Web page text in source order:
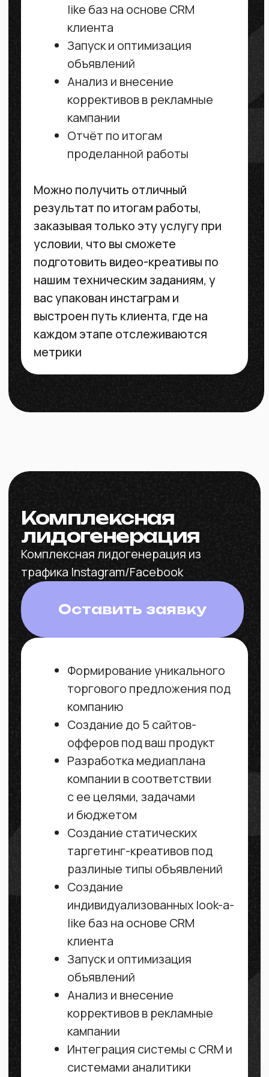
Формирование уникального
торгового предложения под
компанию
Создание до 5 сайтов-
офферов под ваш продукт
Разработка медиаплана
компании в соответствии
с ее целями, задачами
и бюджетом
Создание статических
разлиные типы объявлений
индивидуализованных look-a-
like баз на основе CRM
клиента
Запуск и оптимизация
Анализ и внесение
коррективов в рекламные
кампании
Интеграция системы с CRM и
системами аналитики
Доступ к материалам по
продажам
Анализ продаж компании
Отчёт по итогам
Можно получить отличный
Контент-маркетинг
full
Комплексный подход к вашему контенту
Оставить заявку
Стратегия продвижения на 3
месяца, контент-сетка и
рубрикатор
Формирование и постинг
reels в ленту (18 постов
в месяц). Возможен
авторепост в Youtube (для
видео-формата)
Постинг Stories ежедневно
5-7 слайдов различных
Помощь с выбором целевых
УТП, рекомендации для
позиционирования, идеи для
генерации контента
Макеты для постов-афиш,
аватарка, оформление
Продающее описание
профиля
Обработка фото, монтаж
видео для аккаунта
Генерация продающих,
развлекательных,
вовлекающих рубрик для
аккаунта